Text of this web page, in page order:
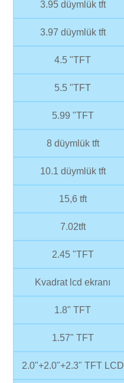
3.95 düymlük tft
3.97 düymlük tft
4.5 "TFT
5.5 "TFT
5.99 "TFT
8 düymlük tft
10.1 düymlük tft
15,6 tft
7.02tft
2.45 "TFT
Kvadrat lcd ekranı
1.8" TFT
1.57" TFT
2.0"+2.0"+2.3" TFT LCD